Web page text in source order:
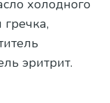
холодного
эритрит.